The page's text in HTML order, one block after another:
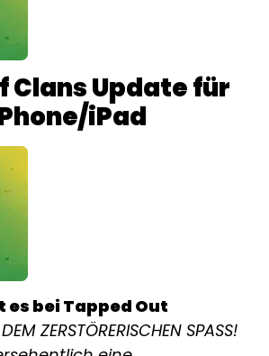
Clans Update für
iPad
es bei Tapped Out
ZERSTÖRERISCHEN SPASS!